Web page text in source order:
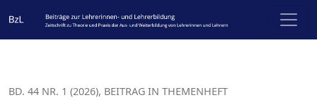
BD. 44 NR. 1 (2026), BEITRAG IN THEMENHEFT